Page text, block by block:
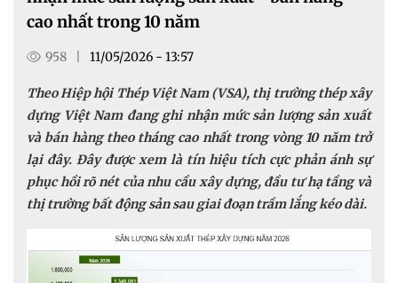
cao nhất trong 10 năm
958 11/05/2026 - 13:57
Theo Hiệp hội Thép Việt Nam (VSA), thị trường thép xây
dựng Việt Nam đang ghi nhận mức sản lượng sản xuất
và bán hàng theo tháng cao nhất trong vòng 10 năm trở
lại đây. Đây được xem là tín hiệu tích cực phản ánh sự
phục hồi rõ nét của nhu cầu xây dựng, đầu tư hạ tầng và
thị trường bất động sản sau giai đoạn trầm lắng kéo dài.